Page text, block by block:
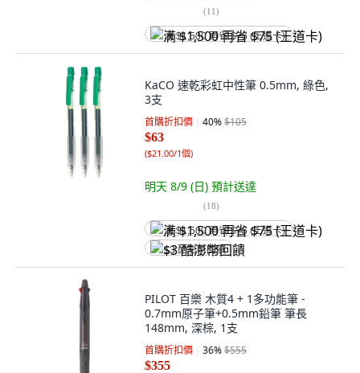
(11)
满 $1,500 再省 $75 (王道卡)
KaCO 速乾彩虹中性筆 0.5mm, 綠色,
3支
首購折扣價 40%$105
$63
($21.00/1個)
明天 8/9 (日) 預計送達
(18)
满 $1,500 再省 $75 (王道卡)
$3 酷澎幣回饋
PILOT 百樂 木質4 + 1多功能筆 -
0.7mm原子筆+0.5mm鉛筆 筆長
148mm, 深棕, 1支
首購折扣價 36%$555
$355